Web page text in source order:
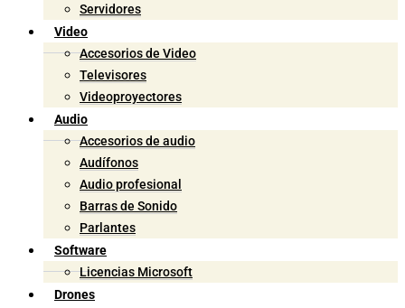
Servidores
Video
Accesorios de Video
Televisores
Videoproyectores
Audio
Accesorios de audio
Audífonos
Audio profesional
Barras de Sonido
Parlantes
Software
Licencias Microsoft
Drones